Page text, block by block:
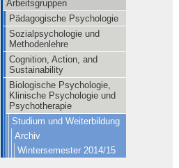
Arbeitsgruppen
Pädagogische Psychologie
Sozialpsychologie und
Methodenlehre
Cognition, Action, and
Sustainability
Biologische Psychologie,
Klinische Psychologie und
Psychotherapie
Studium und Weiterbildung
Archiv
Wintersemester 2014/15